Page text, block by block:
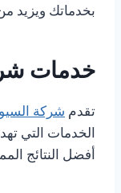
بخدماتك ويزيد
خدمات
تقدم شركة السيو
الخدمات التي
أفضل النتائج